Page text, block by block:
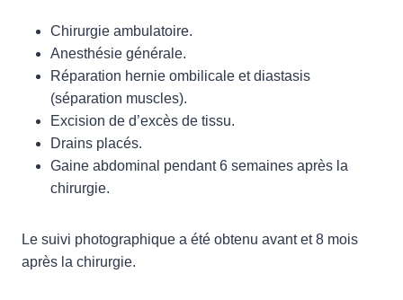
Chirurgie ambulatoire.
Anesthésie générale.
Réparation hernie ombilicale et diastasis
(séparation muscles).
Excision de d’excès de tissu.
Drains placés.
Gaine abdominal pendant 6 semaines après la
chirurgie.
Le suivi photographique a été obtenu avant et 8 mois
après la chirurgie.